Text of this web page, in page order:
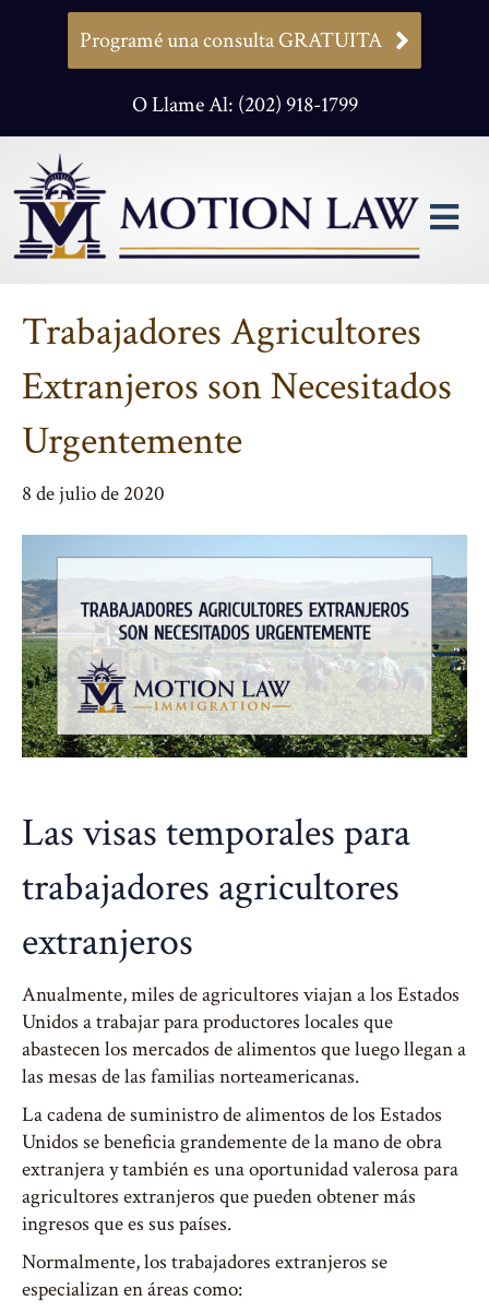
Programé una consulta GRATUITA
O Llame Al: (202) 918-1799
Trabajadores Agricultores
Extranjeros son Necesitados
Urgentemente
8 de julio de 2020
Las visas temporales para
trabajadores agricultores
extranjeros
Anualmente, miles de agricultores viajan a los Estados
Unidos a trabajar para productores locales que
abastecen los mercados de alimentos que luego llegan a
las mesas de las familias norteamericanas.
La cadena de suministro de alimentos de los Estados
Unidos se beneficia grandemente de la mano de obra
extranjera y también es una oportunidad valerosa para
agricultores extranjeros que pueden obtener más
ingresos que es sus países.
Normalmente, los trabajadores extranjeros se
especializan en áreas como: